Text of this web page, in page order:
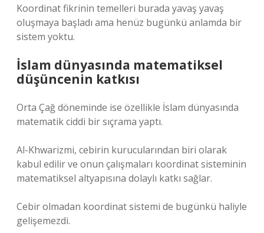
Koordinat fikrinin temelleri burada yavaş yavaş
oluşmaya başladı ama henüz bugünkü anlamda bir
sistem yoktu.
İslam dünyasında matematiksel
düşüncenin katkısı
Orta Çağ döneminde ise özellikle İslam dünyasında
matematik ciddi bir sıçrama yaptı.
Al-Khwarizmi, cebirin kurucularından biri olarak
kabul edilir ve onun çalışmaları koordinat sisteminin
matematiksel altyapısına dolaylı katkı sağlar.
Cebir olmadan koordinat sistemi de bugünkü haliyle
gelişemezdi.